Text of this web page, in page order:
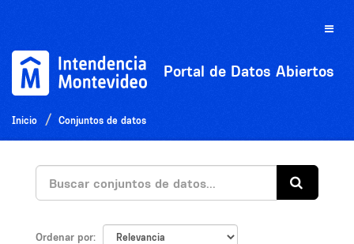
Toggle
Portal de Datos Abiertos
Inicio Conjuntos de datos
Ordenar por